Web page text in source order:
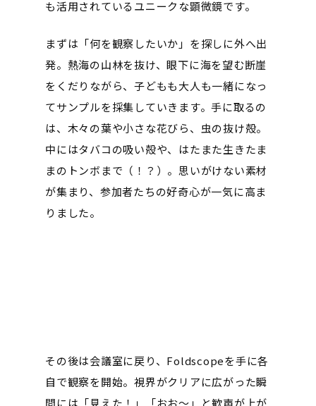
も活用されているユニークな顕微鏡です。
まずは「何を観察したいか」を探しに外へ出
発。熱海の山林を抜け、眼下に海を望む断崖
をくだりながら、子どもも大人も一緒になっ
てサンプルを採集していきます。手に取るの
は、木々の葉や小さな花びら、虫の抜け殻。
中にはタバコの吸い殻や、はたまた生きたま
まのトンボまで（！？）。思いがけない素材
が集まり、参加者たちの好奇心が一気に高ま
りました。
その後は会議室に戻り、Foldscopeを手に各
自で観察を開始。視界がクリアに広がった瞬
間には「見えた！」「おお〜」と歓声が上が